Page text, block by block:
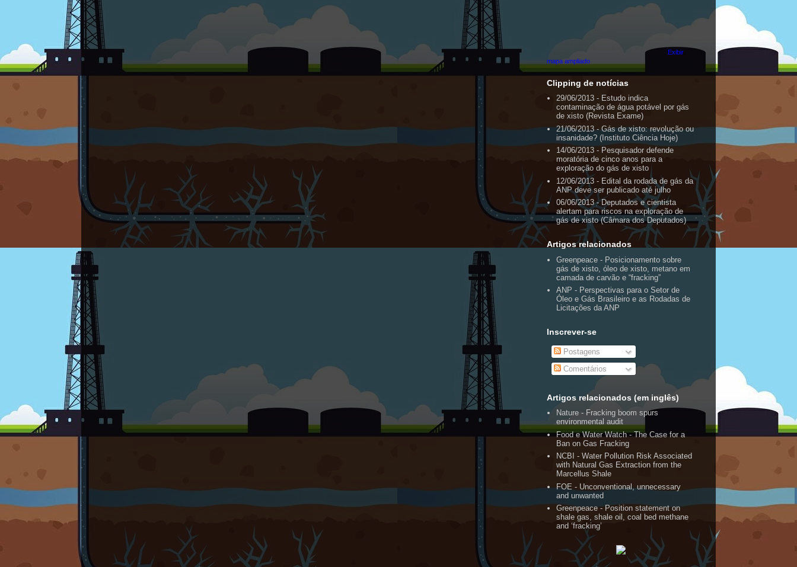
Exibir
mapa ampliado
Clipping de notícias
29/06/2013 - Estudo indica
contaminação de água potável por gás
de xisto (Revista Exame)
21/06/2013 - Gás de xisto: revolução ou
insanidade? (Instituto Ciência Hoje)
14/06/2013 - Pesquisador defende
moratória de cinco anos para a
exploração do gás de xisto
12/06/2013 - Edital da rodada de gás da
ANP deve ser publicado até julho
06/06/2013 - Deputados e cientista
alertam para riscos na exploração de
gás de xisto (Câmara dos Deputados)
Artigos relacionados
Greenpeace - Posicionamento sobre
gás de xisto, óleo de xisto, metano em
camada de carvão e “fracking”
ANP - Perspectivas para o Setor de
Óleo e Gás Brasileiro e as Rodadas de
Licitações da ANP
Inscrever-se
Postagens
Comentários
Artigos relacionados (em inglês)
Nature - Fracking boom spurs
environmental audit
Food e Water Watch - The Case for a
Ban on Gas Fracking
NCBI - Water Pollution Risk Associated
with Natural Gas Extraction from the
Marcellus Shale
FOE - Unconventional, unnecessary
and unwanted
Greenpeace - Position statement on
shale gas, shale oil, coal bed methane
and ‘fracking’